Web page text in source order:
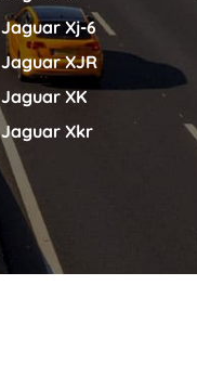
Jaguar Xj-6
Jaguar XJR
Jaguar XK
Jaguar Xkr